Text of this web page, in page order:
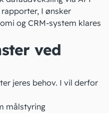
I ønsker
og CRM-system klares
ved
jeres behov. I vil derfor
målstyring